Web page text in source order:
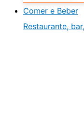
Comer e Beber
Restaurante,